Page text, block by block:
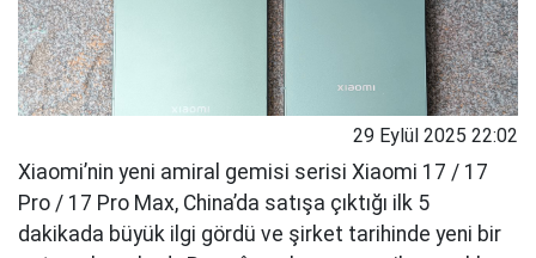
29 Eylül 2025 22:02
Xiaomi’nin yeni amiral gemisi serisi Xiaomi 17 / 17
Pro / 17 Pro Max, China’da satışa çıktığı ilk 5
dakikada büyük ilgi gördü ve şirket tarihinde yeni bir